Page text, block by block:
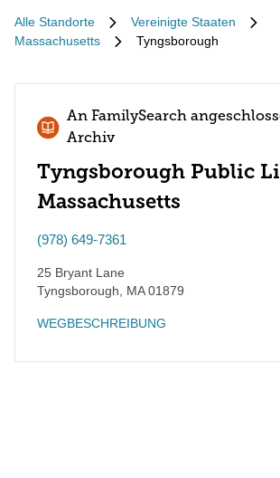
Alle Standorte
Vereinigte Staaten
Massachusetts
Tyngsborough
An FamilySearch
Archiv
Tyngsborough Public
Massachusetts
(978) 649-7361
25 Bryant Lane
Tyngsborough
MA01879
WEGBESCHREIBUNG